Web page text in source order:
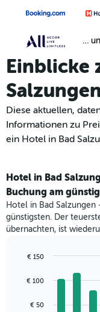
…
Einblicke
Diese aktuellen,
Informationen zu
ein Hotel in Bad
Hotel in Bad
Buchung am
Hotel in Bad Salzungen
günstigsten. Der
übernachten, ist
chart
bars.
graphic.
€ 50
€ 100
€ 150